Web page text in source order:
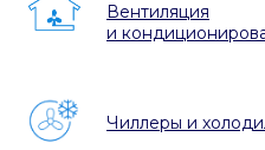
Вентиляция
и
Чиллеры и